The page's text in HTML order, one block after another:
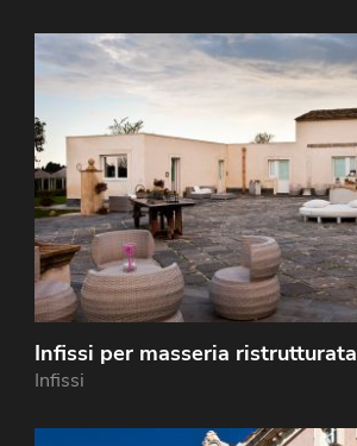
Infissi per masseria ristrutturata
Infissi